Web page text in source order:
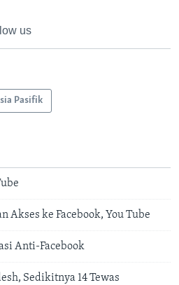
us
Pasifik
Akses ke Facebook, You Tube
Anti-Facebook
Sedikitnya 14 Tewas